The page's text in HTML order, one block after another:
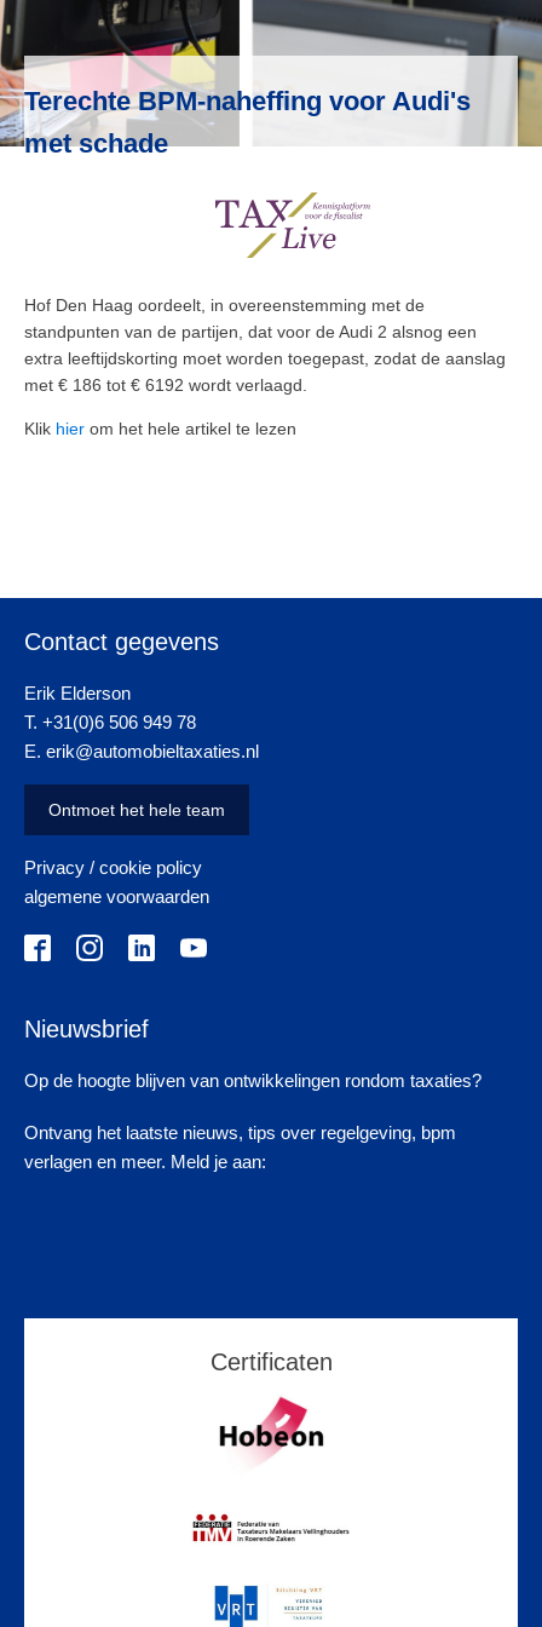
Terechte BPM-naheffing voor Audi's
met schade
Hof Den Haag oordeelt, in overeenstemming met de
standpunten van de partijen, dat voor de Audi 2 alsnog een
extra leeftijdskorting moet worden toegepast, zodat de aanslag
met € 186 tot € 6192 wordt verlaagd.
Klik hier om het hele artikel te lezen
Contact gegevens
Erik Elderson
T. +31(0)6 506 949 78
E. erik@automobieltaxaties.nl
Ontmoet het hele team
Privacy / cookie policy
algemene voorwaarden
Nieuwsbrief
Op de hoogte blijven van ontwikkelingen rondom taxaties?
Ontvang het laatste nieuws, tips over regelgeving, bpm
verlagen en meer. Meld je aan:
Certificaten